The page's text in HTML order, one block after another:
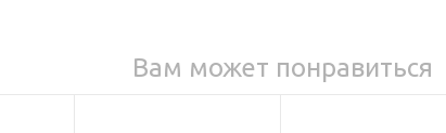
Вам может понравиться